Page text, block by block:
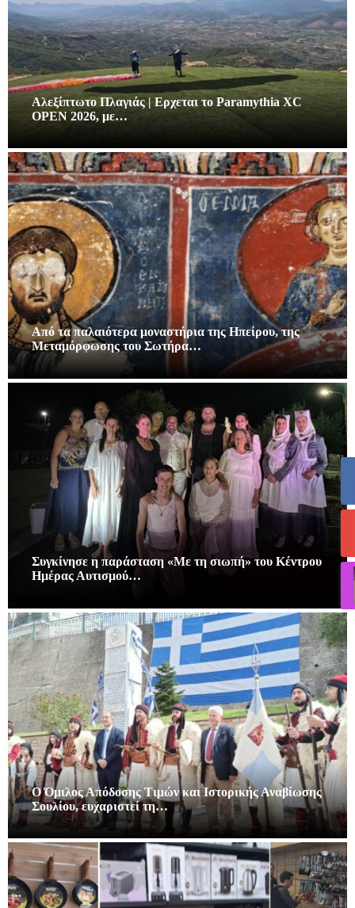
Αλεξίπτωτο Πλαγιάς | Ερχεται το Paramythia XC
OPEN 2026, με…
Από τα παλαιότερα μοναστήρια της Ηπείρου, της
Μεταμόρφωσης του Σωτήρα…
Συγκίνησε η παράσταση «Με τη σιωπή» του Κέντρου
Ημέρας Αυτισμού…
Ο Όμιλος Απόδοσης Τιμών και Ιστορικής Αναβίωσης
Σουλίου, ευχαριστεί τη…